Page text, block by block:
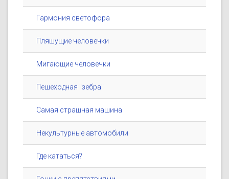
Гармония светофора
Пляшущие человечки
Мигающие человечки
Пешеходная "зебра"
Самая страшная машина
Некультурные автомобили
Где кататься?